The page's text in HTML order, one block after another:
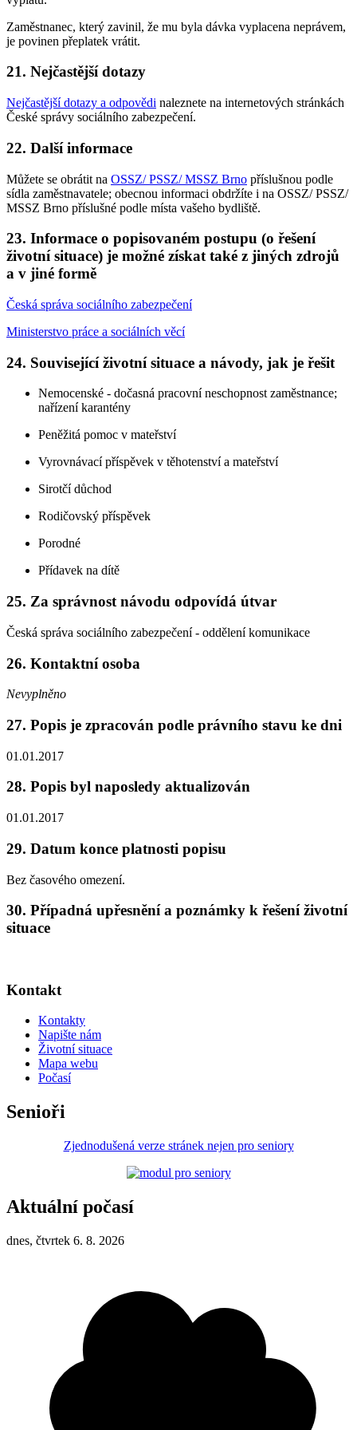
Zaměstnanec, který zavinil, že mu byla dávka vyplacena neprávem,
je povinen přeplatek vrátit.
21. Nejčastější dotazy
Nejčastější dotazy a odpovědi naleznete na internetových stránkách
České správy sociálního zabezpečení.
22. Další informace
Můžete se obrátit na OSSZ/ PSSZ/ MSSZ Brno příslušnou podle
sídla zaměstnavatele; obecnou informaci obdržíte i na OSSZ/ PSSZ/
MSSZ Brno příslušné podle místa vašeho bydliště.
23. Informace o popisovaném postupu (o řešení
životní situace) je možné získat také z jiných zdrojů
a v jiné formě
Česká správa sociálního zabezpečení
Ministerstvo práce a sociálních věcí
24. Související životní situace a návody, jak je řešit
Nemocenské - dočasná pracovní neschopnost zaměstnance;
nařízení karantény
Peněžitá pomoc v mateřství
Vyrovnávací příspěvek v těhotenství a mateřství
Sirotčí důchod
Rodičovský příspěvek
Porodné
Přídavek na dítě
25. Za správnost návodu odpovídá útvar
Česká správa sociálního zabezpečení - oddělení komunikace
26. Kontaktní osoba
Nevyplněno
27. Popis je zpracován podle právního stavu ke dni
01.01.2017
28. Popis byl naposledy aktualizován
01.01.2017
29. Datum konce platnosti popisu
Bez časového omezení.
30. Případná upřesnění a poznámky k řešení životní
situace
Kontakt
Kontakty
Napište nám
Životní situace
Mapa webu
Počasí
Senioři
Zjednodušená verze stránek nejen pro seniory
Aktuální počasí
dnes, čtvrtek 6. 8. 2026